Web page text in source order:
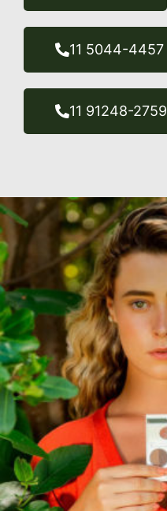
11 5044-4457
11 91248-2759